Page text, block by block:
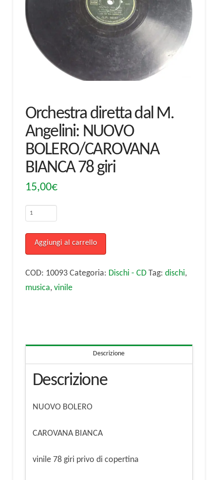
Orchestra diretta dal M.
Angelini: NUOVO
BOLERO/CAROVANA
BIANCA 78 giri
15,00€
Orchestra
dal
M.
Angelini:
NUOVO
giri
Aggiungi al carrello
COD: 10093 Categoria: Dischi - CD Tag: dischi,
musica, vinile
Descrizione
Descrizione
NUOVO BOLERO
CAROVANA BIANCA
vinile 78 giri privo di copertina